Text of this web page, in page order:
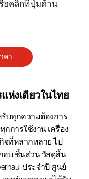
อคลิกที่ปุ่มด้าน
คา
ห่งเดียวในไทย
รับทุกความต้องการ
กการใช้งาน เครื่อง
จที่หลากหลาย ไป
อบ ชิ้นส่วน วัสดุสิ้น
ประจำปี ศูนย์